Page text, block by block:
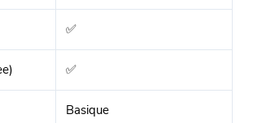
✅
✅
Basique